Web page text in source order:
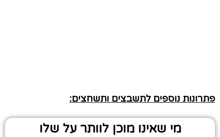
פתרונות נוספים לתשבצים ותשחצים:
מי שאינו מוכן לוותר על שלו